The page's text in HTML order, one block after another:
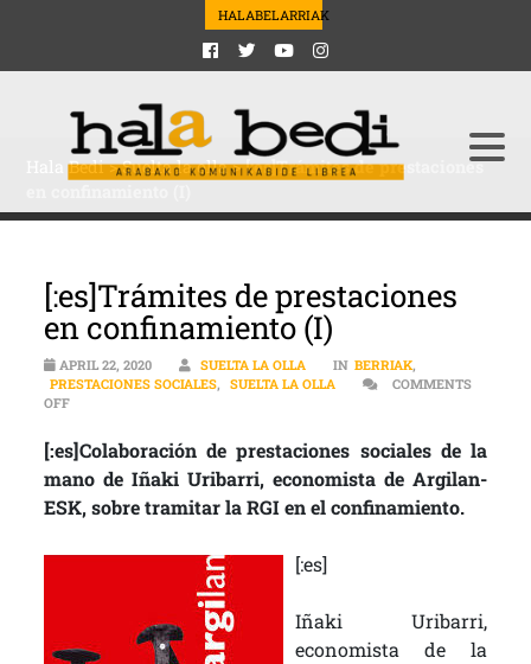
HALABELARRIAK
Hala Bedi>Suelta la olla>[:es]Trámites de prestaciones
[:es]Trámites de prestaciones
en confinamiento (I)
APRIL 22, 2020 SUELTA LA OLLA IN BERRIAK,
PRESTACIONES SOCIALES, SUELTA LA OLLA
COMMENTS
OFFON [:ES]TRÁMITES DE PRESTACIONES EN CONFINAMIENTO (I)
[:es]Colaboración de prestaciones sociales de la
mano de Iñaki Uribarri, economista de Argilan-
ESK, sobre tramitar la RGI en el confinamiento.
[:es]
Iñaki Uribarri,
economista de la